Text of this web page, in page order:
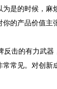
为是的时候，麻
的产品价值主
反击的有力武
常见。对创新